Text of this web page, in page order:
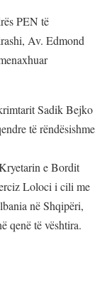
PEN të
Av. Edmond
Sadik Bejko
të rëndësishme
e Bordit
Loloci i cili me
në Shqipëri,
qenë të vështira.